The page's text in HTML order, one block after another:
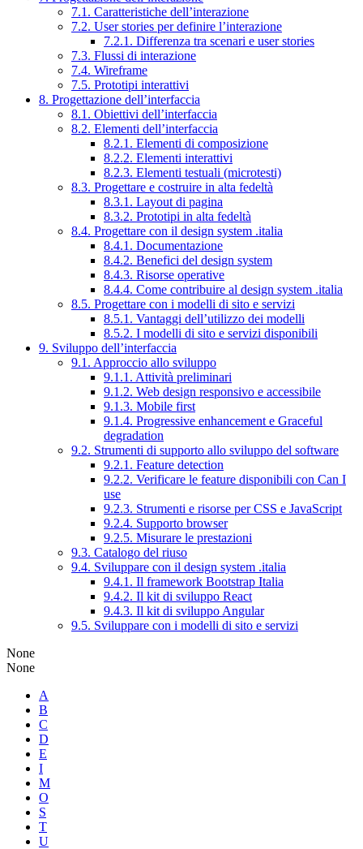
7.1. Caratteristiche dell’interazione
7.2. User stories per definire l’interazione
7.2.1. Differenza tra scenari e user stories
7.3. Flussi di interazione
7.4. Wireframe
7.5. Prototipi interattivi
8. Progettazione dell’interfaccia
8.1. Obiettivi dell’interfaccia
8.2. Elementi dell’interfaccia
8.2.1. Elementi di composizione
8.2.2. Elementi interattivi
8.2.3. Elementi testuali (microtesti)
8.3. Progettare e costruire in alta fedeltà
8.3.1. Layout di pagina
8.3.2. Prototipi in alta fedeltà
8.4. Progettare con il design system .italia
8.4.1. Documentazione
8.4.2. Benefici del design system
8.4.3. Risorse operative
8.4.4. Come contribuire al design system .italia
8.5. Progettare con i modelli di sito e servizi
8.5.1. Vantaggi dell’utilizzo dei modelli
8.5.2. I modelli di sito e servizi disponibili
9. Sviluppo dell’interfaccia
9.1. Approccio allo sviluppo
9.1.1. Attività preliminari
9.1.2. Web design responsivo e accessibile
9.1.3. Mobile first
9.1.4. Progressive enhancement e Graceful
degradation
9.2. Strumenti di supporto allo sviluppo del software
9.2.1. Feature detection
9.2.2. Verificare le feature disponibili con Can I
use
9.2.3. Strumenti e risorse per CSS e JavaScript
9.2.4. Supporto browser
9.2.5. Misurare le prestazioni
9.3. Catalogo del riuso
9.4. Sviluppare con il design system .italia
9.4.1. Il framework Bootstrap Italia
9.4.2. Il kit di sviluppo React
9.4.3. Il kit di sviluppo Angular
9.5. Sviluppare con i modelli di sito e servizi
None
None
A
B
C
D
E
I
M
O
S
T
U